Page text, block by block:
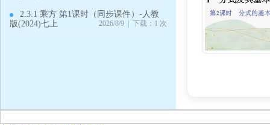
2.3.1 乘方 第1课时（同步课件）-人教
版(2024)七上
2026/8/9 | 下载：1 次